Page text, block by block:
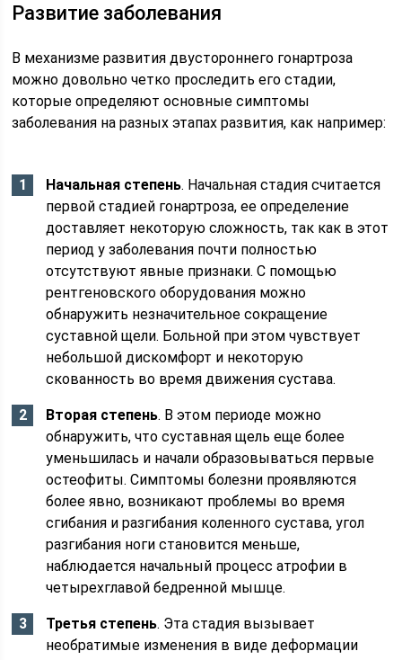
Развитие заболевания
В механизме развития двустороннего гонартроза
можно довольно четко проследить его стадии,
которые определяют основные симптомы
заболевания на разных этапах развития, как например:
Начальная степень. Начальная стадия считается
первой стадией гонартроза, ее определение
доставляет некоторую сложность, так как в этот
период у заболевания почти полностью
отсутствуют явные признаки. С помощью
рентгеновского оборудования можно
обнаружить незначительное сокращение
суставной щели. Больной при этом чувствует
небольшой дискомфорт и некоторую
скованность во время движения сустава.
Вторая степень. В этом периоде можно
обнаружить, что суставная щель еще более
уменьшилась и начали образовываться первые
остеофиты. Симптомы болезни проявляются
более явно, возникают проблемы во время
сгибания и разгибания коленного сустава, угол
разгибания ноги становится меньше,
наблюдается начальный процесс атрофии в
четырехглавой бедренной мышце.
Третья степень. Эта стадия вызывает
необратимые изменения в виде деформации